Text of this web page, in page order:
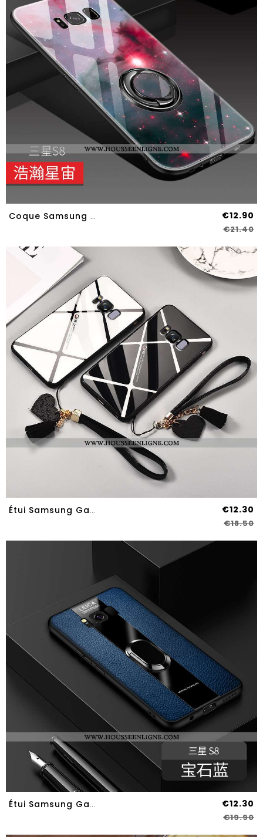
Coque Samsung Galaxy S8 Créatif Ultra Miroir Luxe Étoile Silicone Rouge €12.90
€21.40
Étui Samsung Galaxy S8 Verre Personnalité Créatif Bordure Étoile Incassable Difficile Noir €12.30
€18.50
Étui Samsung Galaxy S8 Personnalité Créatif Légère Cuir Véritable Incassable Ultra Bleu €12.30
€19.90